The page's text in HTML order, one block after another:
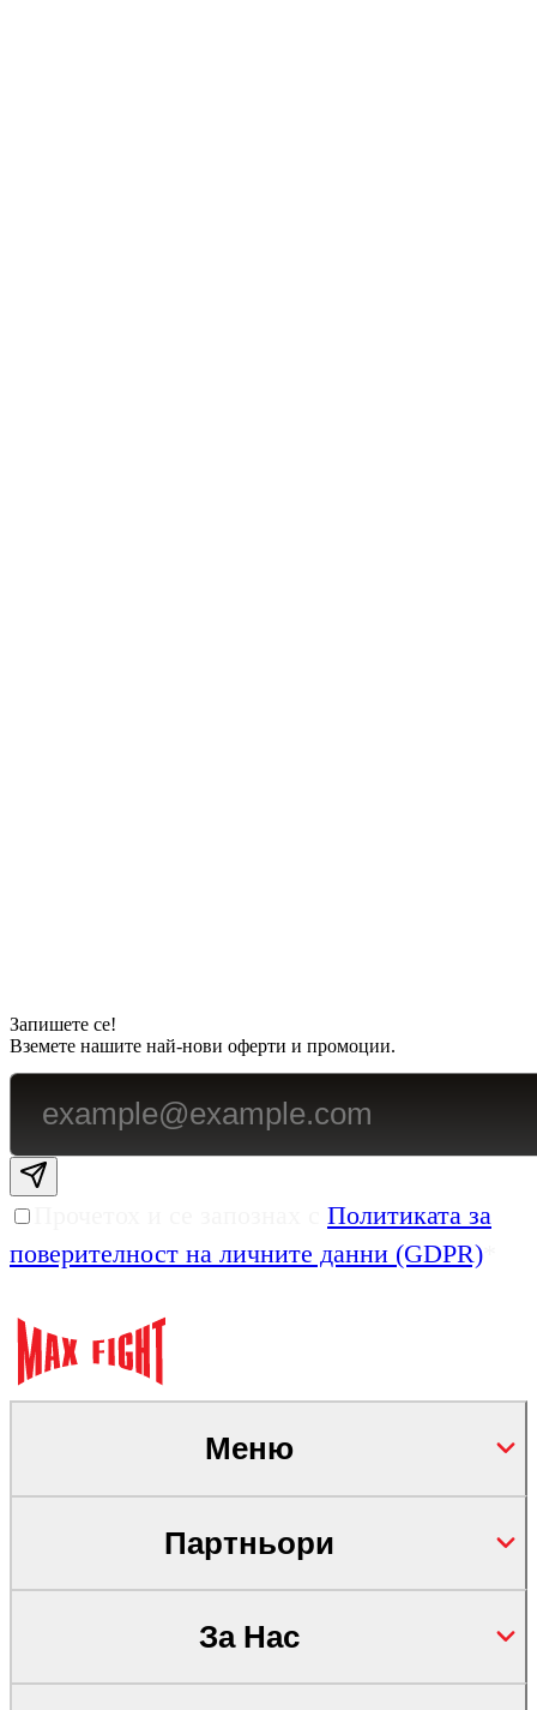
Запишете се!
Вземете нашите най-нови оферти и промоции.
Subscribe email
Политиката за
поверителност на личните данни (GDPR)
Меню
Партньори
За Нас